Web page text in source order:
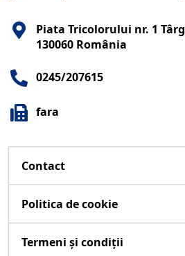
Piata Tricolorului nr. 1
130060 România
0245/207615
fara
Contact
Politica de cookie
Termeni și condiții